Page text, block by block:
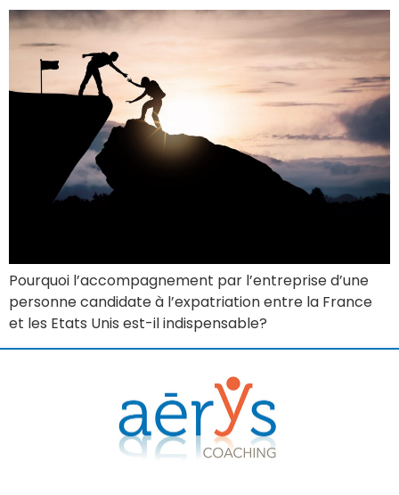
Pourquoi l’accompagnement par l’entreprise d’une
personne candidate à l’expatriation entre la France
et les Etats Unis est-il indispensable?